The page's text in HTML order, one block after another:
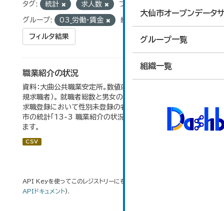
大仙市オープンデータ
グループ一覧
組織一覧
タグ: 統計 求人数 フォーマット:
グループ: 03_労働・賃金 組織:
フィルタ結果
職業紹介の状況
資料：大曲公共職業安定所。数値内の就職率は（就職者/新
規求職者）。 就職者総数と男女の合計が一致しないのは、
求職登録において性別未登録の者も含まれるため。 大仙
市の統計「13-3 職業紹介の状況」のデータを参照してい
ます。
CSV
API Keyを使ってこのレジストリーにもアクセス可能です
APIドキュメント).